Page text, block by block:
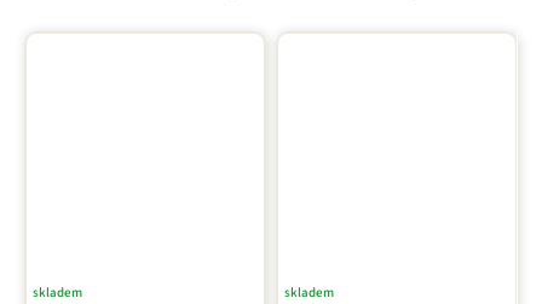
skladem skladem